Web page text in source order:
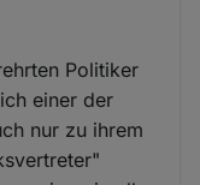
Politiker
einer der
nur zu ihrem